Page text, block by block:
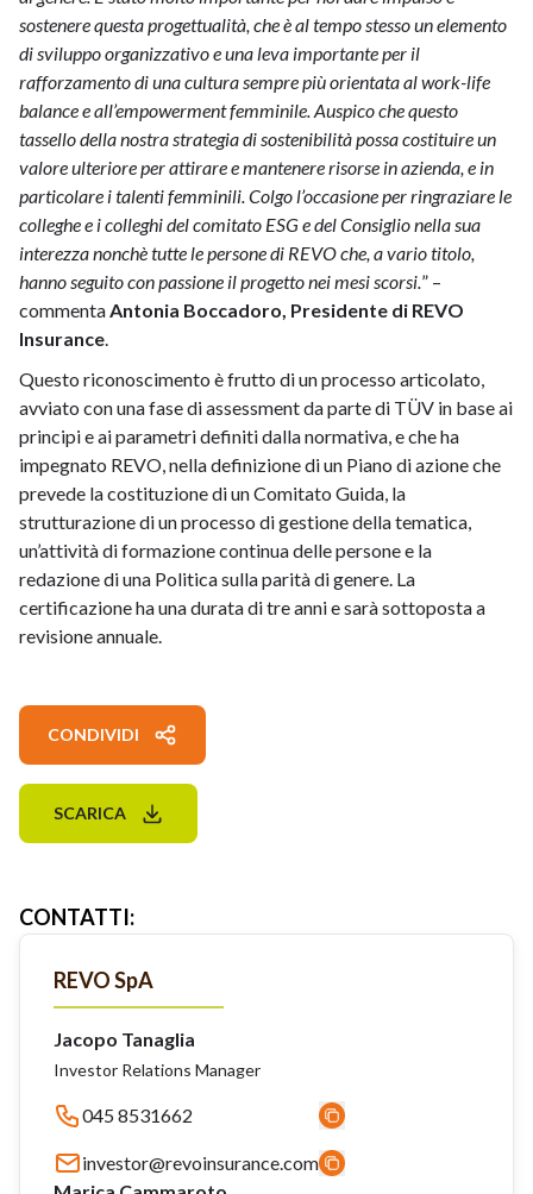
sostenere questa progettualità, che è al tempo stesso un elemento
di sviluppo organizzativo e una leva importante per il
rafforzamento di una cultura sempre più orientata al work-life
balance e all’empowerment femminile. Auspico che questo
tassello della nostra strategia di sostenibilità possa costituire un
valore ulteriore per attirare e mantenere risorse in azienda, e in
particolare i talenti femminili. Colgo l’occasione per ringraziare le
colleghe e i colleghi del comitato ESG e del Consiglio nella sua
interezza nonchè tutte le persone di REVO che, a vario titolo,
hanno seguito con passione il progetto nei mesi scorsi.” –
commentaAntonia Boccadoro, Presidente di REVO
Insurance.
Questo riconoscimento è frutto di un processo articolato,
avviato con una fase di assessment da parte di TÜV in base ai
principi e ai parametri definiti dalla normativa, e che ha
impegnato REVO, nella definizione di un Piano di azione che
prevede la costituzione di un Comitato Guida, la
strutturazione di un processo di gestione della tematica,
un’attività di formazione continua delle persone e la
redazione di una Politica sulla parità di genere. La
certificazione ha una durata di tre anni e sarà sottoposta a
revisione annuale.
CONDIVIDI
SCARICA
CONTATTI:
REVO SpA
Jacopo Tanaglia
Investor Relations Manager
045 8531662
investor@revoinsurance.com